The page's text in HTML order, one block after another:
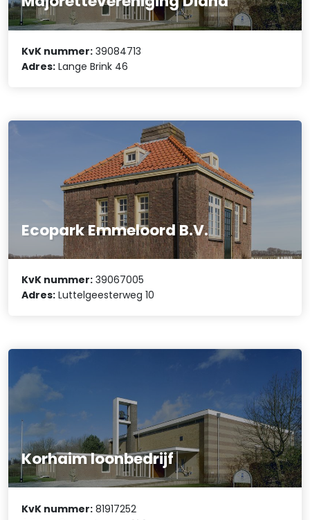
KvK nummer: 39084713
Adres: Lange Brink 46
Ecopark Emmeloord B.V.
KvK nummer: 39067005
Adres: Luttelgeesterweg 10
Korhaim loonbedrijf
KvK nummer: 81917252